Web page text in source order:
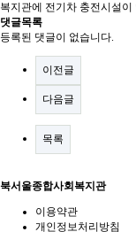
복지관에 전기차 충전시설이
댓글목록
등록된 댓글이 없습니다.
이전글
다음글
목록
북서울종합사회복지관
이용약관
개인정보처리방침